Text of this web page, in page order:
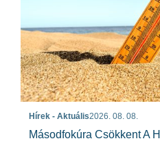
Hírek - Aktuális2026. 08. 08.
Másodfokúra Csökkent A